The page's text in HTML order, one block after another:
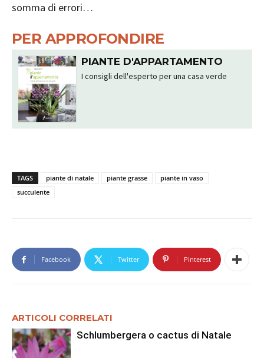
somma di errori…
PER APPROFONDIRE
PIANTE D'APPARTAMENTO
I consigli dell'esperto per una casa verde
TAGS piante di natale piante grasse
piante in vaso
succulente
Facebook Twitter Pinterest
ARTICOLI CORRELATI
Schlumbergera o cactus di Natale